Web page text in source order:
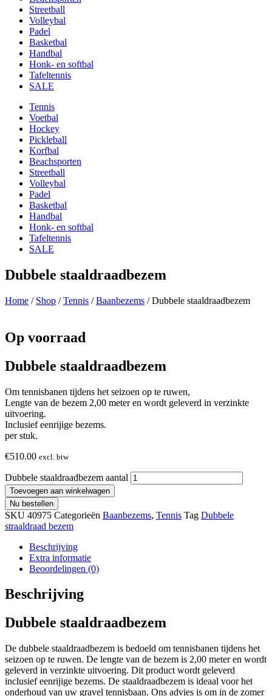
Streetball
Volleybal
Padel
Basketbal
Handbal
Honk- en softbal
Tafeltennis
SALE
Tennis
Voetbal
Hockey
Pickleball
Korfbal
Beachsporten
Streetball
Volleybal
Padel
Basketbal
Handbal
Honk- en softbal
Tafeltennis
SALE
Dubbele staaldraadbezem
Home / Shop /Tennis /Baanbezems / Dubbele staaldraadbezem
Op voorraad
Dubbele staaldraadbezem
Om tennisbanen tijdens het seizoen op te ruwen,
Lengte van de bezem 2,00 meter en wordt geleverd in verzinkte
uitvoering.
Inclusief eenrijige bezems.
per stuk.
€510.00 excl. btw
Dubbele staaldraadbezem aantal
Toevoegen aan winkelwagen
Nu bestellen
SKU 40975 Categorieën Baanbezems, Tennis Tag Dubbele
straaldraad bezem
Beschrijving
Extra informatie
Beoordelingen (0)
Beschrijving
Dubbele staaldraadbezem
De dubbele staaldraadbezem is bedoeld om tennisbanen tijdens het
seizoen op te ruwen. De lengte van de bezem is 2,00 meter en wordt
geleverd in verzinkte uitvoering. Dit product wordt geleverd
inclusief eenrijige bezems. De staaldraadbezem is ideaal voor het
onderhoud van uw gravel tennisbaan. Ons advies is om in de zomer